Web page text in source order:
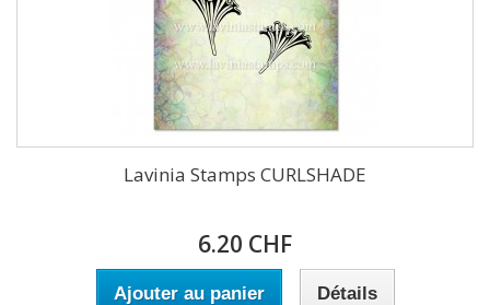
Lavinia Stamps CURLSHADE
6.20 CHF
Ajouter au panier Détails